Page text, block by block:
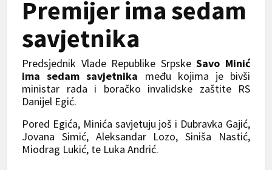
Premijer ima sedam
savjetnika
Predsjednik Vlade Republike SrpskeSavo Minić
ima sedam savjetnika među kojima je bivši
ministar rada i boračko invalidske zaštite RS
Danijel Egić.
Pored Egića, Minića savjetuju još i Dubravka Gajić,
Jovana Simić, Aleksandar Lozo, Siniša Nastić,
Miodrag Lukić, te Luka Andrić.